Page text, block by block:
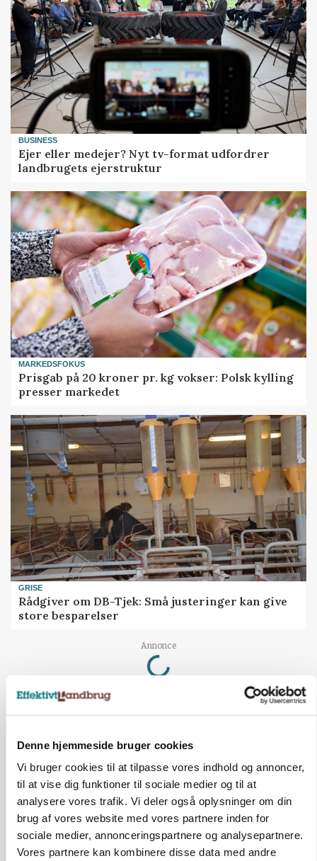
Denne hjemmeside bruger cookies
Vi bruger cookies til at tilpasse vores indhold og annoncer,
til at vise dig funktioner til sociale medier og til at
analysere vores trafik. Vi deler også oplysninger om din
brug af vores website med vores partnere inden for
sociale medier, annonceringspartnere og analysepartnere.
Vores partnere kan kombinere disse data med andre
BUSINESS
Ejer eller medejer? Nyt tv-format udfordrer
landbrugets ejerstruktur
MARKEDSFOKUS
Prisgab på 20 kroner pr. kg vokser: Polsk kylling
presser markedet
GRISE
Rådgiver om DB-Tjek: Små justeringer kan give
store besparelser
Annonce
Loading...